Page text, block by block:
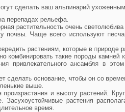
сделать ваш альпинарий
перепадах рельефа.
растительность очень
Чаще всего используют
растениям, которые в природе
такие породы камней
привлекательного ансамбля в
сделать основание, чтобы он со
выше.
и высоту растений.
растения
время.